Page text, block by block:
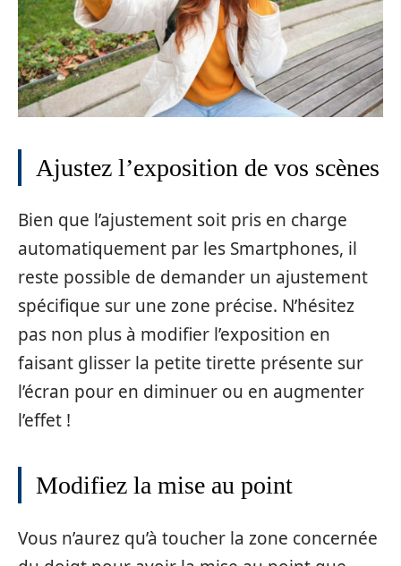
Ajustez l’exposition de vos scènes
Bien que l’ajustement soit pris en charge
automatiquement par les Smartphones, il
reste possible de demander un ajustement
spécifique sur une zone précise. N’hésitez
pas non plus à modifier l’exposition en
faisant glisser la petite tirette présente sur
l’écran pour en diminuer ou en augmenter
l’effet !
Modifiez la mise au point
Vous n’aurez qu’à toucher la zone concernée